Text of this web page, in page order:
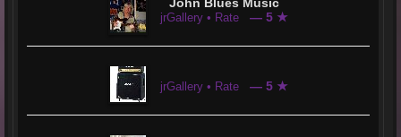
jrGallery • Rate — 5 ★
jrGallery • Rate — 5 ★